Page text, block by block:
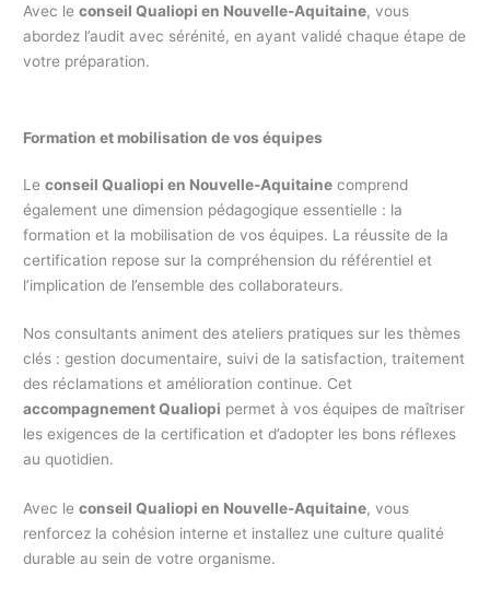
Avec leconseil Qualiopi en Nouvelle-Aquitaine, vous
abordez l’audit avec sérénité, en ayant validé chaque étape de
votre préparation.
Formation et mobilisation de vos équipes
Leconseil Qualiopi en Nouvelle-Aquitaine comprend
également une dimension pédagogique essentielle : la
formation et la mobilisation de vos équipes. La réussite de la
certification repose sur la compréhension du référentiel et
l’implication de l’ensemble des collaborateurs.
Nos consultants animent des ateliers pratiques sur les thèmes
clés : gestion documentaire, suivi de la satisfaction, traitement
des réclamations et amélioration continue. Cet
accompagnement Qualiopi permet à vos équipes de maîtriser
les exigences de la certification et d’adopter les bons réflexes
au quotidien.
Avec leconseil Qualiopi en Nouvelle-Aquitaine, vous
renforcez la cohésion interne et installez une culture qualité
durable au sein de votre organisme.